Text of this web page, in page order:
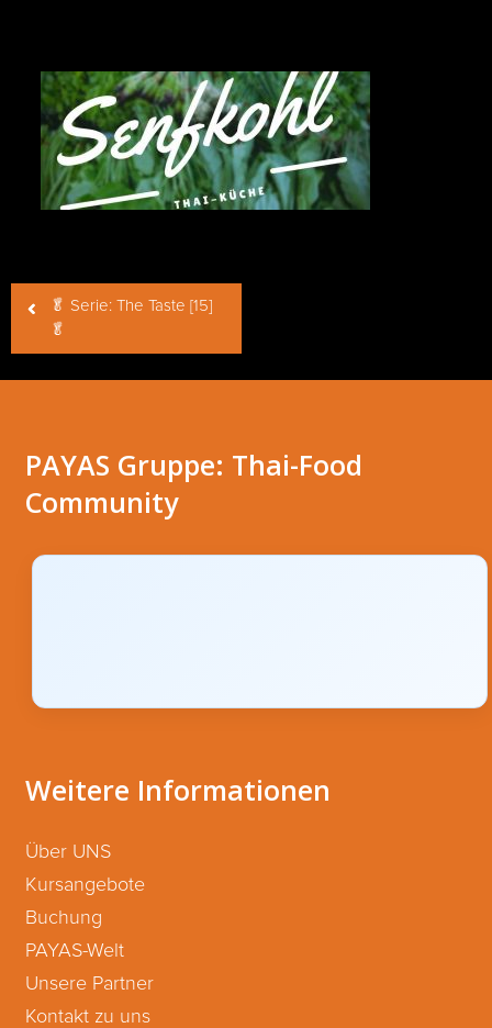
Beitragsnavigation
🥬 Serie: The Taste [15]
🥬
PAYAS Gruppe: Thai-Food
Community
Weitere Informationen
Über UNS
Kursangebote
Buchung
PAYAS-Welt
Unsere Partner
Kontakt zu uns